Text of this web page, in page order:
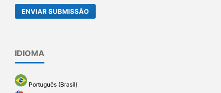
ENVIAR SUBMISSÃO
IDIOMA
Português (Brasil)